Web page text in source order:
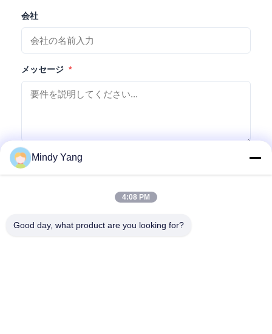
会社
メッセージ *
Mindy Yang
4:08 PM
Good day, what product are you looking for?